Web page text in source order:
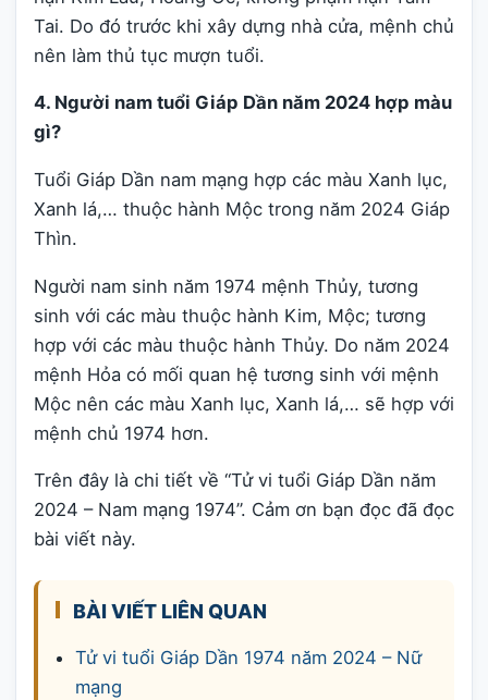
Tai. Do đó trước khi xây dựng nhà cửa, mệnh chủ
nên làm thủ tục mượn tuổi.
4. Người nam tuổi Giáp Dần năm 2024 hợp màu
gì?
Tuổi Giáp Dần nam mạng hợp các màu Xanh lục,
Xanh lá,… thuộc hành Mộc trong năm 2024 Giáp
Thìn.
Người nam sinh năm 1974 mệnh Thủy, tương
sinh với các màu thuộc hành Kim, Mộc; tương
hợp với các màu thuộc hành Thủy. Do năm 2024
mệnh Hỏa có mối quan hệ tương sinh với mệnh
Mộc nên các màu Xanh lục, Xanh lá,… sẽ hợp với
mệnh chủ 1974 hơn.
Trên đây là chi tiết về “Tử vi tuổi Giáp Dần năm
2024 – Nam mạng 1974”. Cảm ơn bạn đọc đã đọc
bài viết này.
BÀI VIẾT LIÊN QUAN
Tử vi tuổi Giáp Dần 1974 năm 2024 – Nữ
mạng